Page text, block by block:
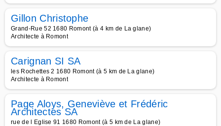
Gillon Christophe
Grand-Rue 52 1680 Romont (à 4 km de La glane)
Architecte à Romont
Carignan SI SA
les Rochettes 2 1680 Romont (à 5 km de La glane)
Architecte à Romont
Page Aloys, Geneviève et Frédéric
Architectes SA
rue de l Eglise 91 1680 Romont (à 5 km de La glane)